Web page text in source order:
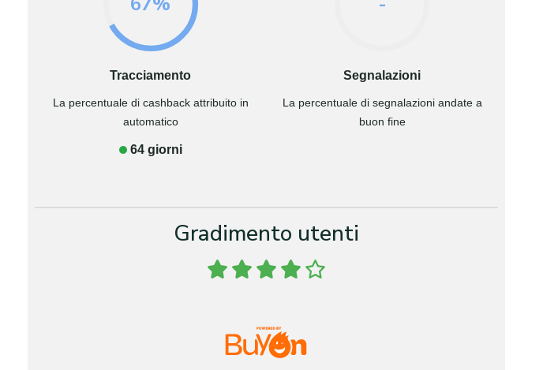
Tracciamento
La percentuale di cashback attribuito in
automatico
64 giorni
Segnalazioni
La percentuale di segnalazioni andate a
buon fine
Gradimento utenti